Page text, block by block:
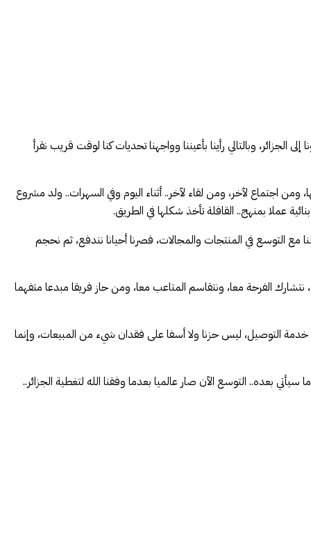
إلى الجزائر، وبالتالي رأينا بأعيننا وواجهنا تحديات كنا لوقت قريب نقرأ
ومن اجتماع لآخر، ومن لقاء لآخر.. أثناء اليوم وفي السهرات.. ولد مشروع
عملا بمنهج.. القافلة تأخذ شكلها في الطريق.
التوسع في المنتجات والمجالات، فصرنا أحيانا نندفع، ثم نحجم
الفرحة معا، ونتقاسم المتاعب معا، ومن حاز فريقا مبدعا متفهما
خدمة التوصيل، ليس حزنا ولا أسفا على فقدان شيء من المبيعات، وإنما